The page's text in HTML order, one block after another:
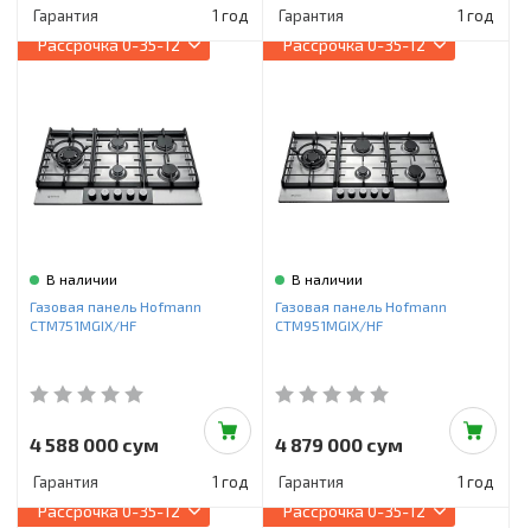
Гарантия 1 год Гарантия 1 год
Рассрочка0-35-12
В наличии
Газовая панель Hofmann
CTM751MGIX/HF
4 588 000 сум
Гарантия 1 год
Рассрочка0-35-12
В наличии
Газовая панель Hofmann
CTM951MGIX/HF
4 879 000 сум
Гарантия 1 год
Рассрочка0-35-12 Рассрочка0-35-12